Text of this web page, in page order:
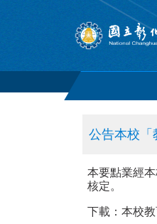
內
公告本校「
本要點業經
核定。
下載：本校